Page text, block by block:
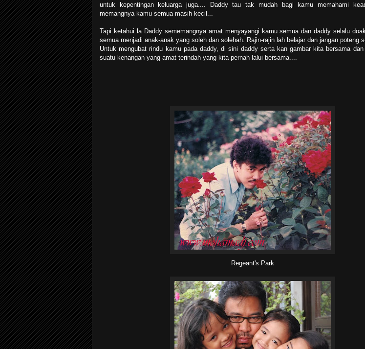
untuk kepentingan keluarga juga.... Daddy tau tak mudah bagi kamu memahami
memangnya kamu semua masih kecil...
Tapi ketahui la Daddy sememangnya amat menyayangi kamu semua dan daddy selalu
semua menjadi anak-anak yang soleh dan solehah. Rajin-rajin lah belajar dan jangan poteng
Untuk mengubat rindu kamu pada daddy, di sini daddy serta kan gambar kita bersama dan
suatu kenangan yang amat terindah yang kita pernah lalui bersama....
Regeant's Park